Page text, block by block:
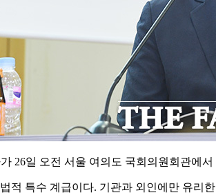
26일 오전 서울 여의도 국회의원회관에
적 특수 계급이다. 기관과 외인에만 유